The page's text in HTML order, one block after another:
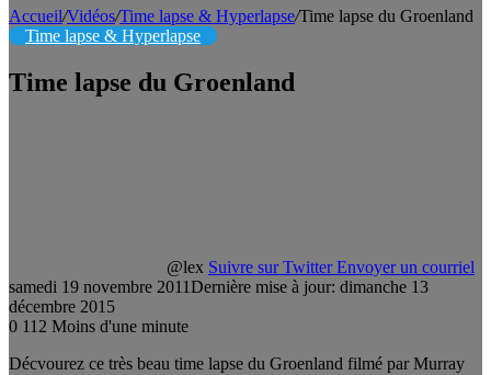
Accueil/Vidéos/Time lapse & Hyperlapse/Time lapse du Groenland
Time lapse & Hyperlapse
Time lapse du Groenland
@lex Suivre sur Twitter Envoyer un courriel
samedi 19 novembre 2011Dernière mise à jour: dimanche 13
décembre 2015
0 112 Moins d'une minute
Décvourez ce très beau time lapse du Groenland filmé par Murray